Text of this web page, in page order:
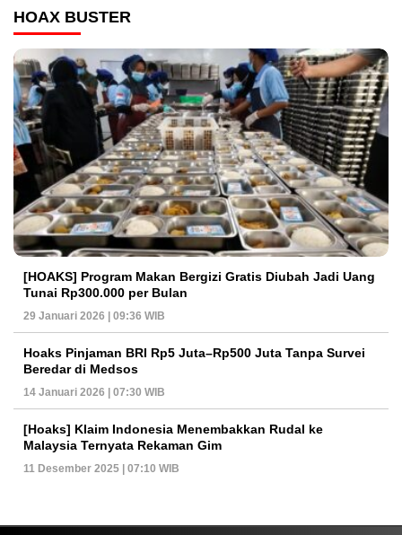
HOAX BUSTER
[HOAKS] Program Makan Bergizi Gratis Diubah Jadi Uang
Tunai Rp300.000 per Bulan
29 Januari 2026 | 09:36 WIB
Hoaks Pinjaman BRI Rp5 Juta–Rp500 Juta Tanpa Survei
Beredar di Medsos
14 Januari 2026 | 07:30 WIB
[Hoaks] Klaim Indonesia Menembakkan Rudal ke
Malaysia Ternyata Rekaman Gim
11 Desember 2025 | 07:10 WIB